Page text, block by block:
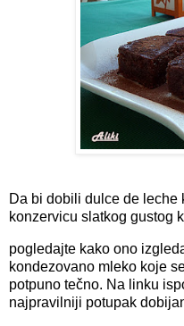
Da bi dobili dulce de leche
konzervicu slatkog gustog
pogledajte kako ono
kondezovano mleko koje
potpuno tečno. Na linku
najpravilniji potupak